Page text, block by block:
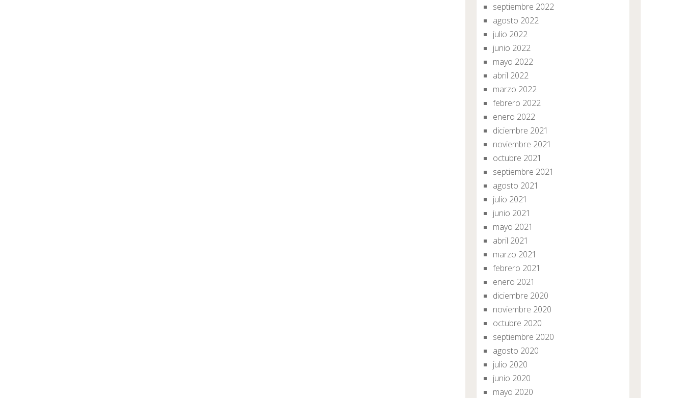
septiembre 2022
agosto 2022
julio 2022
junio 2022
mayo 2022
abril 2022
marzo 2022
febrero 2022
enero 2022
diciembre 2021
noviembre 2021
octubre 2021
septiembre 2021
agosto 2021
julio 2021
junio 2021
mayo 2021
abril 2021
marzo 2021
febrero 2021
enero 2021
diciembre 2020
noviembre 2020
octubre 2020
septiembre 2020
agosto 2020
julio 2020
junio 2020
mayo 2020